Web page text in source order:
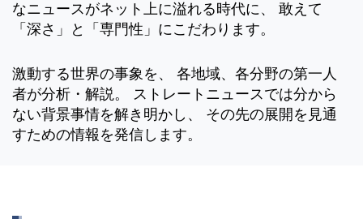
なニュースがネット上に溢れる時代に、 敢えて
「深さ」と「専門性」にこだわります。
激動する世界の事象を、 各地域、各分野の第一人
者が分析・解説。 ストレートニュースでは分から
ない背景事情を解き明かし、 その先の展開を見通
すための情報を発信します。